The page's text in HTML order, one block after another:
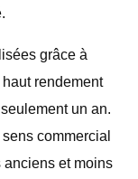
grâce à
rendement
un an.
commercial
anciens et moins